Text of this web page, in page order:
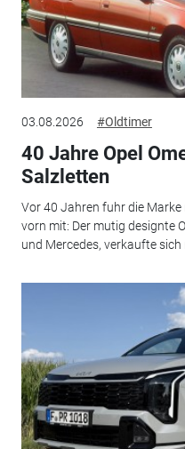
03.08.2026 #Oldtimer
40 Jahre Opel
Salzletten
Vor 40 Jahren fuhr die
vorn mit: Der mutig designte
und Mercedes, verkaufte sich